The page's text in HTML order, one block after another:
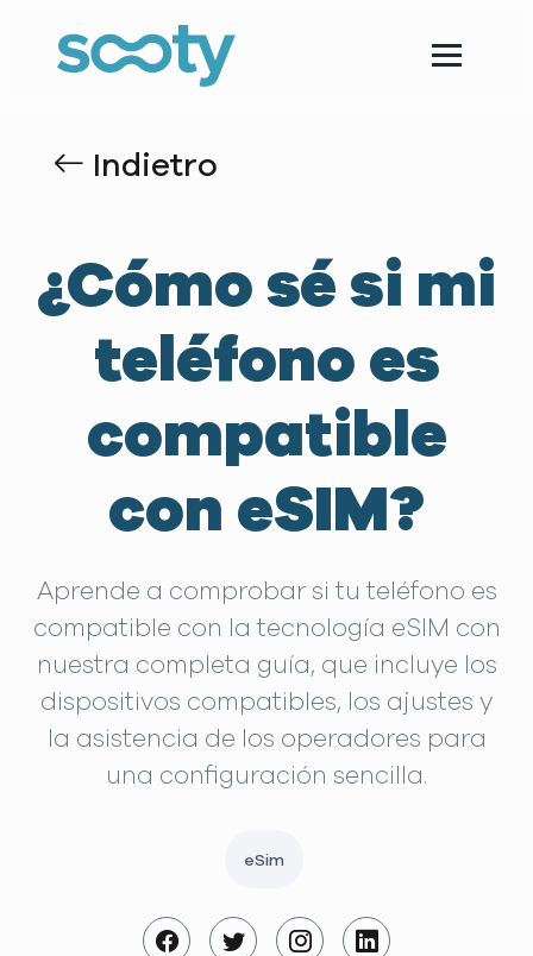
Indietro
¿Cómo sé si mi
teléfono es
compatible
con eSIM?
Aprende a comprobar si tu teléfono es
compatible con la tecnología eSIM con
nuestra completa guía, que incluye los
dispositivos compatibles, los ajustes y
la asistencia de los operadores para
una configuración sencilla.
eSim